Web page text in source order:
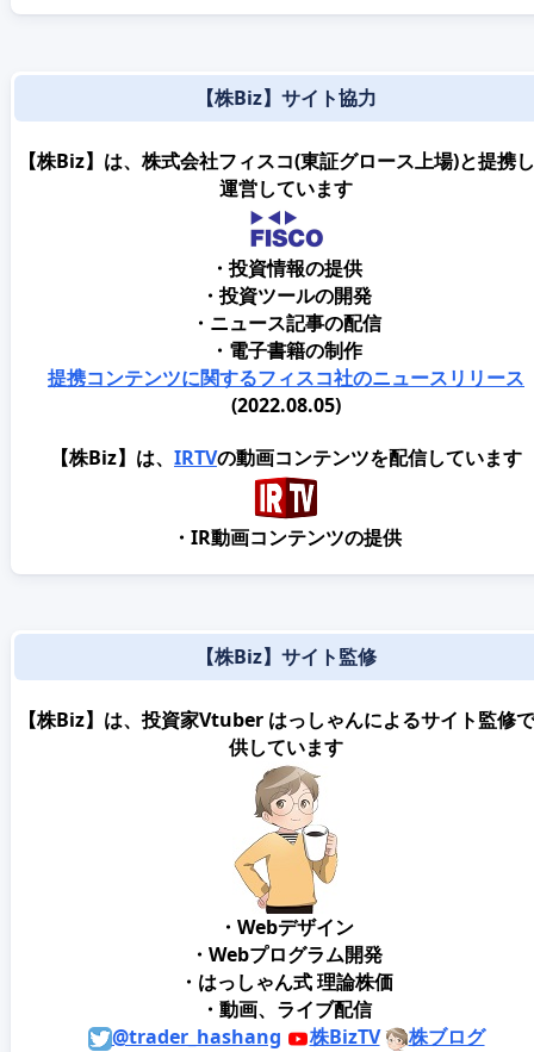
【株Biz】サイト協力
【株Biz】は、株式会社フィスコ(東証グロース上場)と提携
運営しています
・投資情報の提供
・投資ツールの開発
・ニュース記事の配信
・電子書籍の制作
提携コンテンツに関するフィスコ社のニュースリリース
(2022.08.05)
【株Biz】は、 IRTVの動画コンテンツを配信しています
・IR動画コンテンツの提供
【株Biz】サイト監修
【株Biz】は、投資家Vtuber はっしゃんによるサイト監修
供しています
・Webデザイン
・Webプログラム開発
・はっしゃん式 理論株価
・動画、ライブ配信
@trader_hashang
株BizTV 株ブログ